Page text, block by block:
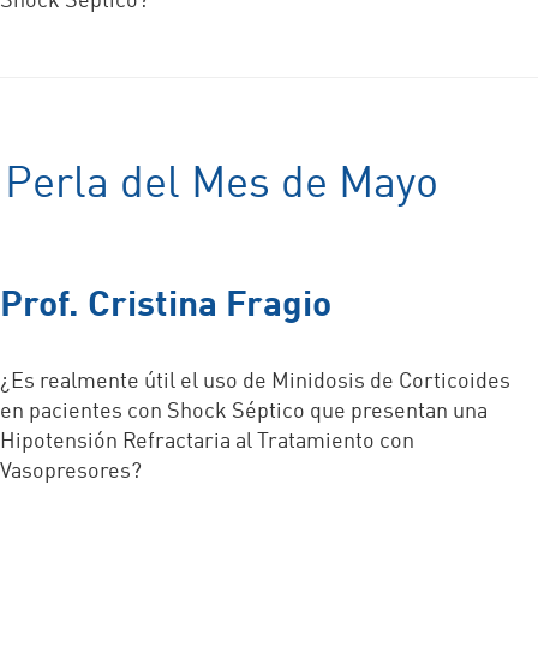
Perla del Mes de Mayo
Prof. Cristina Fragio
¿Es realmente útil el uso de Minidosis de Corticoides
en pacientes con Shock Séptico que presentan una
Hipotensión Refractaria al Tratamiento con
Vasopresores?